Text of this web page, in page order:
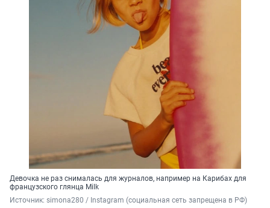
Девочка не раз снималась для журналов, например на Карибах для
французского глянца Milk
Источник: simona280 / Instagram (социальная сеть запрещена в РФ)